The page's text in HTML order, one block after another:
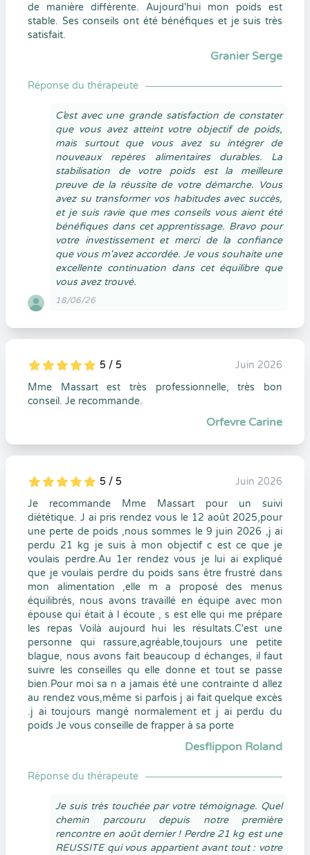
de manière différente. Aujourd'hui mon poids est
stable. Ses conseils ont été bénéfiques et je suis très
satisfait.
Granier Serge
Réponse du thérapeute
C’est avec une grande satisfaction de constater
que vous avez atteint votre objectif de poids,
mais surtout que vous avez su intégrer de
nouveaux repères alimentaires durables. La
stabilisation de votre poids est la meilleure
preuve de la réussite de votre démarche. Vous
avez su transformer vos habitudes avec succès,
et je suis ravie que mes conseils vous aient été
bénéfiques dans cet apprentissage. Bravo pour
votre investissement et merci de la confiance
que vous m'avez accordée. Je vous souhaite une
excellente continuation dans cet équilibre que
vous avez trouvé.
18/06/26
5
1
5
0 5 / 5
Juin 2026
Mme Massart est très professionnelle, très bon
conseil. Je recommande.
Orfevre Carine
5
1
5
0 5 / 5
Juin 2026
Je recommande Mme Massart pour un suivi
diététique. J ai pris rendez vous le 12 août 2025,pour
une perte de poids ,nous sommes le 9 juin 2026 ,j ai
perdu 21 kg je suis à mon objectif c est ce que je
voulais perdre.Au 1er rendez vous je lui ai expliqué
que je voulais perdre du poids sans être frustré dans
mon alimentation ,elle m a proposé des menus
équilibrés, nous avons travaillé en équipe avec mon
épouse qui était à l écoute , s est elle qui me prépare
les repas Voilà aujourd hui les résultats.C'est une
personne qui rassure,agréable,toujours une petite
blague, nous avons fait beaucoup d échanges, il faut
suivre les conseilles qu elle donne et tout se passe
bien.Pour moi sa n a jamais été une contrainte d allez
au rendez vous,même si parfois j ai fait quelque excès
.j ai toujours mangé normalement et j ai perdu du
poids Je vous conseille de frapper à sa porte
Desflippon Roland
Réponse du thérapeute
Je suis très touchée par votre témoignage. Quel
chemin parcouru depuis notre première
rencontre en août dernier ! Perdre 21 kg est une
REUSSITE qui vous appartient avant tout : votre